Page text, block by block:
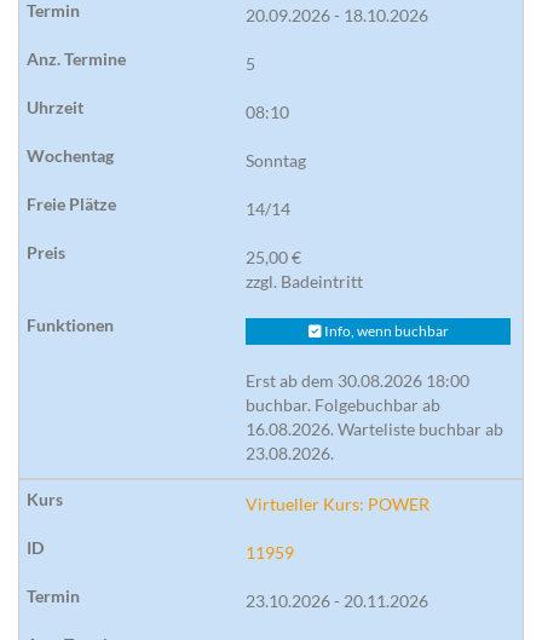
20.09.2026 - 18.10.2026
5
08:10
Sonntag
14/14
25,00 €
zzgl. Badeintritt
Info, wenn buchbar
Erst ab dem 30.08.2026 18:00
buchbar. Folgebuchbar ab
16.08.2026. Warteliste buchbar ab
23.08.2026.
Virtueller Kurs: POWER
11959
23.10.2026 - 20.11.2026